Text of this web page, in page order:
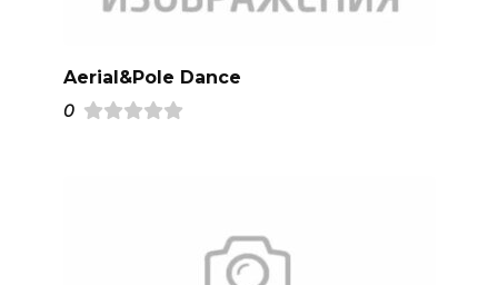
Aerial&Pole Dance
0